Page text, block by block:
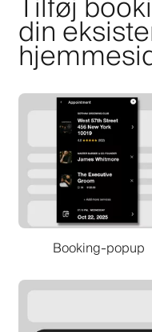
din
Booking-popup